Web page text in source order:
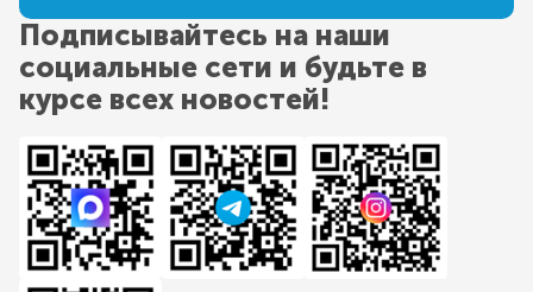
Подписывайтесь на наши
социальные сети и будьте в
курсе всех новостей!